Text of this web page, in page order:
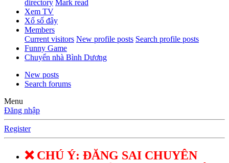
directory Mark read
Xem TV
Xổ số đây
Members
Current visitors New profile posts Search profile posts
Funny Game
Chuyển nhà Bình Dương
New posts
Search forums
Menu
Đăng nhập
Register
❌ CHÚ Ý: ĐĂNG SAI CHUYÊN